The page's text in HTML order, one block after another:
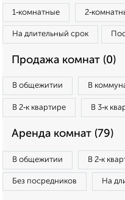
1‑комнатные
На длительный срок
Продажа комнат (0)
В общежитии В
В 2‑к квартире В 3‑к
Аренда комнат (79)
В общежитии В 2‑к
Без посредников На